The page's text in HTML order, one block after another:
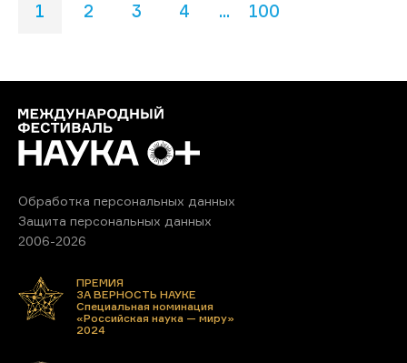
1 2 3 4 ... 100
Обработка персональных данных
Защита персональных данных
2006-2026
ПРЕМИЯ
ЗА ВЕРНОСТЬ НАУКЕ
Специальная номинация
«Российская наука — миру»
2024